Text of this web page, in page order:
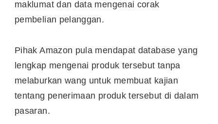
maklumat dan data mengenai corak
pembelian pelanggan.
Pihak Amazon pula mendapat database yang
lengkap mengenai produk tersebut tanpa
melaburkan wang untuk membuat kajian
tentang penerimaan produk tersebut di dalam
pasaran.